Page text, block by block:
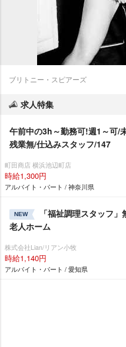
ブリトニー・スピアーズ
求人特集
午前中の3h～勤務可!週1～可/
残業無/仕込みスタッフ/147
町田商店 横浜池辺町店
時給1,300円
アルバイト・パート / 神奈川県
NEW
「福祉調理スタッフ
老人ホーム
株式会社Lian/リアン小牧
時給1,140円
アルバイト・パート / 愛知県